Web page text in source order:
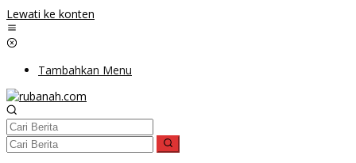
Lewati ke konten
Tambahkan Menu